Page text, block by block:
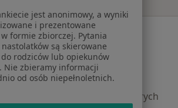
Serwis
Regulamin
prywatności pacjentów
profesjonalistów
dla profesjonalistów, których
jest anonimowy, a wyniki
i prezentowane
w formie zbiorczej. Pytania
nastolatków są skierowane
do rodziców lub opiekunów
Nie zbieramy informacji
od osób niepełnoletnich.